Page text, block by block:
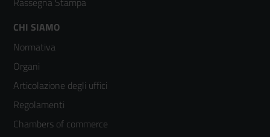
Footer
menù
colonna
3
CHI SIAMO
Normativa
Organi
Articolazione degli uffici
Regolamenti
Chambers of commerce